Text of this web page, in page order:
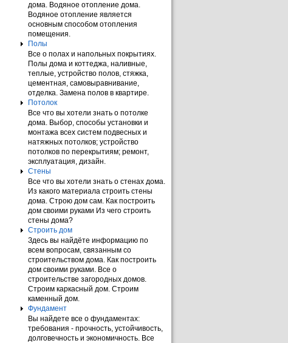
дома. Водяное отопление дома.
Водяное отопление является
основным способом отопления
помещения.
Полы
Все о полах и напольных покрытиях.
Полы дома и коттеджа, наливные,
теплые, устройство полов, стяжка,
цементная, самовыравнивание,
отделка. Замена полов в квартире.
Потолок
Все что вы хотели знать о потолке
дома. Выбор, способы установки и
монтажа всех систем подвесных и
натяжных потолков; устройство
потолков по перекрытиям; ремонт,
эксплуатация, дизайн.
Стены
Все что вы хотели знать о стенах дома.
Из какого материала строить стены
дома. Строю дом сам. Как построить
дом своими руками Из чего строить
стены дома?
Строить дом
Здесь вы найдёте информацию по
всем вопросам, связанным со
строительством дома. Как построить
дом своими руками. Все о
строительстве загородных домов.
Строим каркасный дом. Строим
каменный дом.
Фундамент
Вы найдете все о фундаментах:
требования - прочность, устойчивость,
долговечность и экономичность. Все